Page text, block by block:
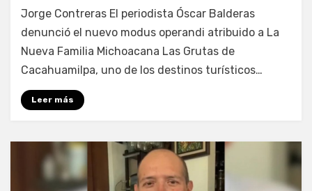
Fernando Miranda Servín
Jorge Contreras El periodista Óscar Balderas
denunció el nuevo modus operandi atribuido a La
Nueva Familia Michoacana Las Grutas de
Cacahuamilpa, uno de los destinos turísticos…
Leer más